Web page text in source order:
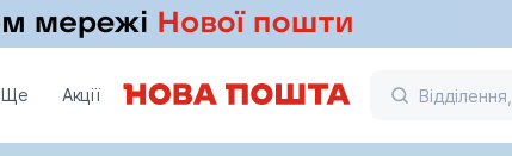
Ще Акції